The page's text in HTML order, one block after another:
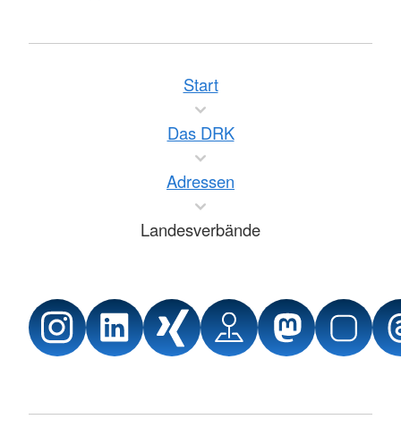
Start
Das DRK
Adressen
Landesverbände